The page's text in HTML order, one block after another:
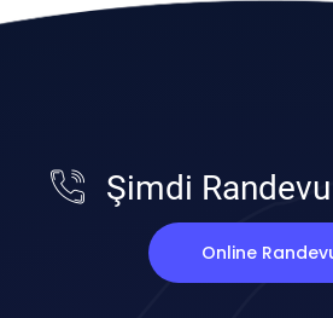
Şimdi
Online